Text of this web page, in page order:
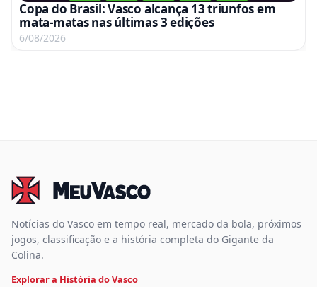
Copa do Brasil: Vasco alcança 13 triunfos em
mata-matas nas últimas 3 edições
6/08/2026
Notícias do Vasco em tempo real, mercado da bola, próximos
jogos, classificação e a história completa do Gigante da
Colina.
Explorar a História do Vasco